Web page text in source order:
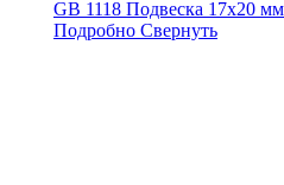
GB 1118 Подвеска 17х20 мм
Подробно Свернуть